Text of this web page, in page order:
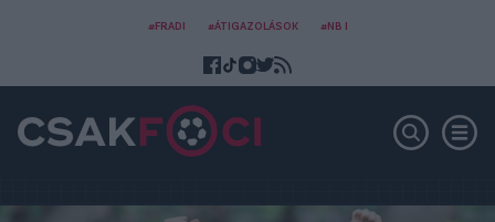
#FRADI #ÁTIGAZOLÁSOK #NB I